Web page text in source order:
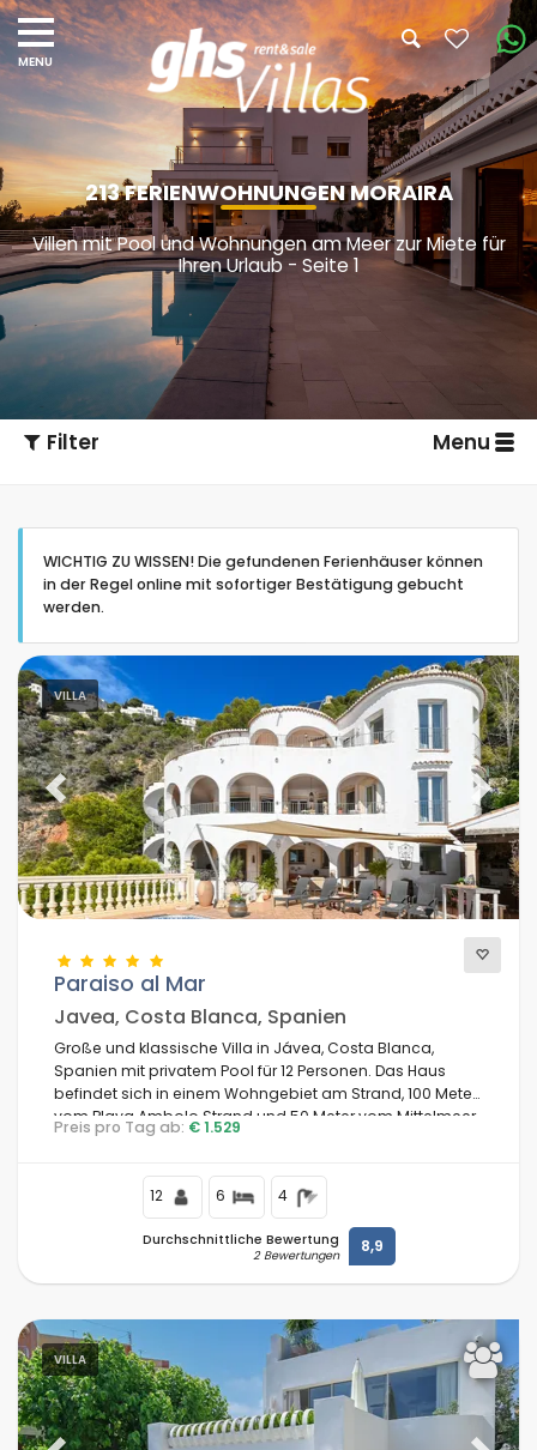
213 FERIENWOHNUNGEN MORAIRA
Villen mit Pool und Wohnungen am Meer zur Miete für
Ihren Urlaub - Seite 1
Filter Menu
Art der Unterkunft
Personen
Schlafzimmer
Badezimmer
Ihre Auswahl(213)
Strandbereich
Beliebte Dienste
Bedingungen
WICHTIG ZU WISSEN! Die gefundenen Ferienhäuser können
in der Regel online mit sofortiger Bestätigung gebucht
werden.
VILLA
Previous Next
Paraiso al Mar
Javea, Costa Blanca, Spanien
Große und klassische Villa in Jávea, Costa Blanca,
Spanien mit privatem Pool für 12 Personen. Das Haus
befindet sich in einem Wohngebiet am Strand, 100 Meter
vom Playa Ambolo Strand und 50 Meter vom Mittelmeer,
Jávea, entfernt.
Preis pro Tag ab: € 1.529
12 6 4
Durchschnittliche Bewertung
2 Bewertungen 8,9
VILLA